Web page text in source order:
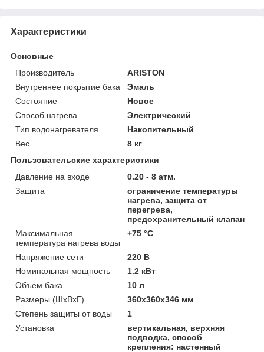
Характеристики
Основные
Производитель
ARISTON
Внутреннее покрытие бака
Эмаль
Состояние
Новое
Способ нагрева
Электрический
Тип водонагревателя
Накопительный
Вес
8 кг
Пользовательские характеристики
Давление на входе
0.20 - 8 атм.
Защита
ограничение температуры
нагрева, защита от
перегрева,
предохранительный клапан
Максимальная
температура нагрева воды
+75 °С
Напряжение сети
220 В
Номинальная мощность
1.2 кВт
Объем бака
10 л
Размеры (ШхВхГ)
360x360x346 мм
Степень защиты от воды
1
Установка
вертикальная, верхняя
подводка, способ
крепления: настенный